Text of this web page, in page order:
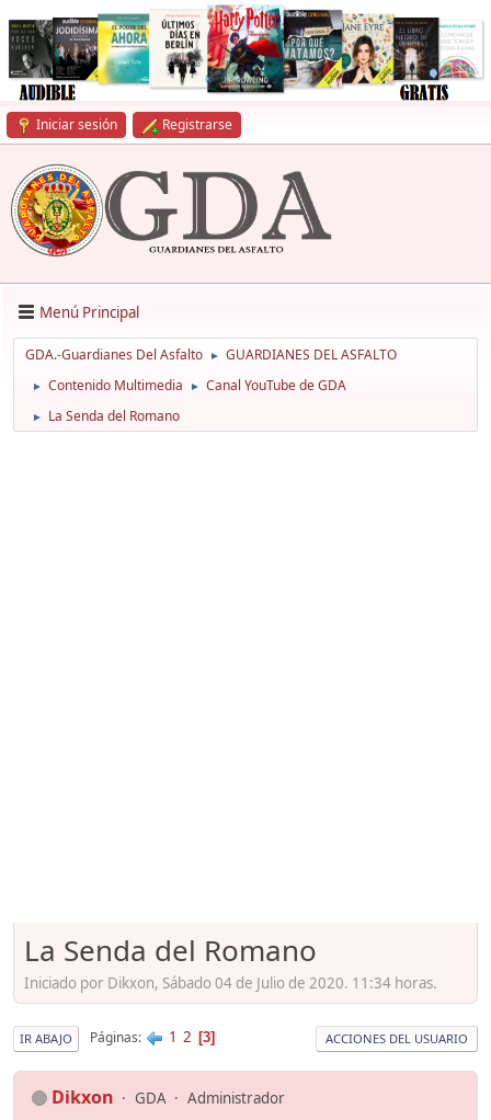
Iniciar sesión Registrarse
Menú Principal
GDA.-Guardianes Del Asfalto ► GUARDIANES DEL ASFALTO
► Contenido Multimedia ► Canal YouTube de GDA
► La Senda del Romano
La Senda del Romano
Iniciado por Dikxon, Sábado 04 de Julio de 2020. 11:34 horas.
IR ABAJO Páginas 1 2 3 ACCIONES DEL USUARIO
Dikxon GDA
Administrador